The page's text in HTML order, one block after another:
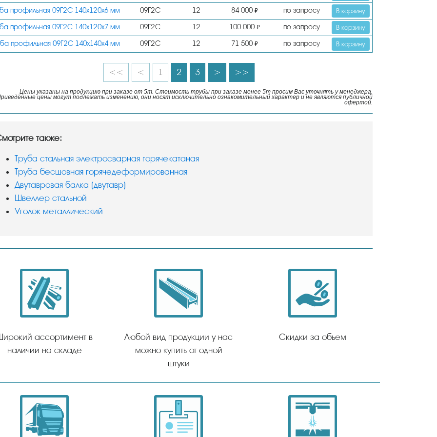
профильная 09Г2С 140х120х6 мм 09Г2С 12 84 000 ₽ по запросу В корзину
профильная 09Г2С 140х120х7 мм 09Г2С 12 100 000 ₽ по запросу В корзину
профильная 09Г2С 140х140х4 мм 09Г2С 12 71 500 ₽ по запросу В корзину
<< < 1 2 3 > >>
Цены указаны на продукцию при заказе от 5т. Стоимость трубы при заказе менее 5т просим Вас уточнять у менеджера.
цены могут подлежать изменению, они носят исключительно ознакомительный характер и не являются публичной
офертой.
также:
Труба стальная электросварная горячекатаная
Труба бесшовная горячедеформированная
Двутавровая балка (двутавр)
Швеллер стальной
Уголок металлический
ассортимент в
наличии на складе
Любой вид продукции у нас
можно купить от одной
штуки
Скидки за объем